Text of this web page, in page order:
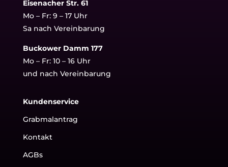
Eisenacher Str. 61
Mo – Fr: 9 – 17 Uhr
Sa nach Vereinbarung
Buckower Damm 177
Mo – Fr: 10 – 16 Uhr
und nach Vereinbarung
Kundenservice
Grabmalantrag
Kontakt
AGBs